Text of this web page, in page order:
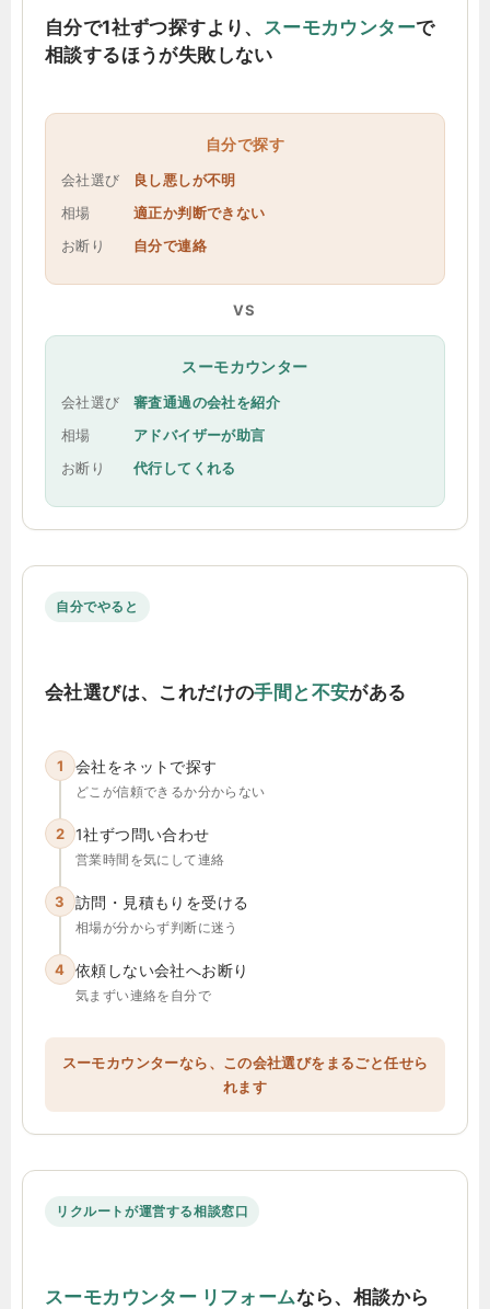
自分で1社ずつ探すより、 スーモカウンターで
相談するほうが失敗しない
自分で探す
会社選び
良し悪しが不明
相場
適正か判断できない
お断り
自分で連絡
VS
スーモカウンター
会社選び
審査通過の会社を紹介
相場
アドバイザーが助言
お断り
代行してくれる
自分でやると
会社選びは、これだけの手間と不安がある
1 会社をネットで探す
どこが信頼できるか分からない
2 1社ずつ問い合わせ
営業時間を気にして連絡
3 訪問・見積もりを受ける
相場が分からず判断に迷う
4 依頼しない会社へお断り
気まずい連絡を自分で
スーモカウンターなら、この会社選びをまるごと任せら
れます
リクルートが運営する相談窓口
スーモカウンター リフォームなら、相談から